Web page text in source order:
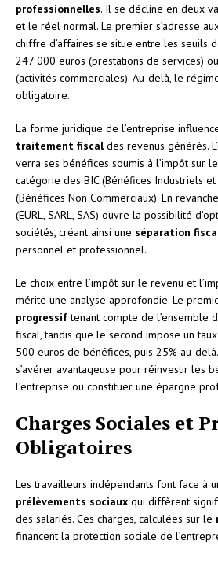
professionnelles. Il se décline en deux
et le réel normal. Le premier s’adresse
chiffre d’affaires se situe entre les seuils
247 000 euros (prestations de services)
(activités commerciales). Au-delà, le
obligatoire.
La forme juridique de l’entreprise
traitement fiscaldes revenus générés.
verra ses bénéfices soumis à l’impôt sur
catégorie des BIC (Bénéfices Industriels et
(Bénéfices Non Commerciaux). En
(EURL, SARL, SAS) ouvre la possibilité
sociétés, créant ainsi une séparation
personnel et professionnel.
Le choix entre l’impôt sur le revenu et
mérite une analyse approfondie. Le
progressiftenant compte de l’ensemble
fiscal, tandis que le second impose un
500 euros de bénéfices, puis 25% au-
s’avérer avantageuse pour réinvestir les
l’entreprise ou constituer une épargne
Charges Sociales et
Obligatoires
Les travailleurs indépendants font face à
prélèvements sociaux qui diffèrent
des salariés. Ces charges, calculées sur le
financent la protection sociale de